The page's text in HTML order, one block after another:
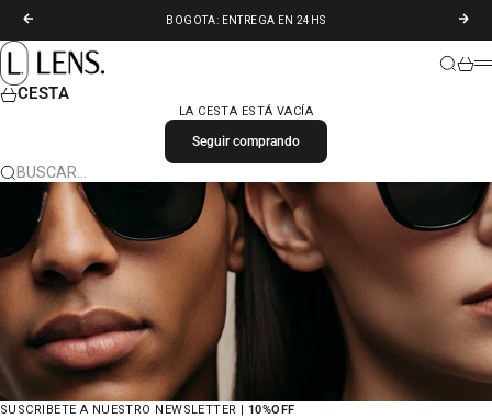
ANTERIOR
BOGOTA: ENTREGA EN 24HS
LENS. COLOMBIA
BUSCAR
CESTA
LA CESTA ESTÁ VACÍA
Seguir comprando
BUSCAR…
SUSCRIBETE A NUESTRO NEWSLETTER | 10%OFF